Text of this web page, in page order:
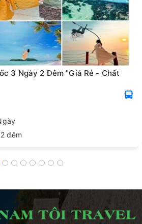
3 Ngày 2 Đêm "Giá Rẻ - Chất
đêm